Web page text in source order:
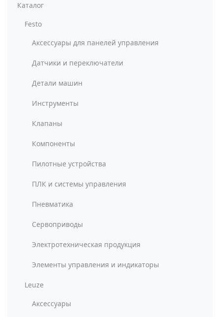
Каталог
Festo
Аксессуары для панелей управления
Датчики и переключатели
Детали машин
Инструменты
Клапаны
Компоненты
Пилотные устройства
ПЛК и системы управления
Пневматика
Сервоприводы
Электротехническая продукция
Элементы управления и индикаторы
Leuze
Аксессуары